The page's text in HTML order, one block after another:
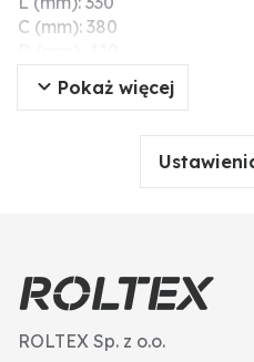
C (mm): 380
Pokaż więcej
ROLTEX Sp. z o.o.